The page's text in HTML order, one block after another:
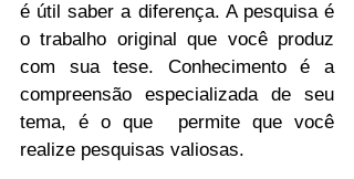
é útil saber a diferença. A pesquisa é
o trabalho original que você produz
com sua tese. Conhecimento é a
compreensão especializada de seu
tema, é o que  permite que você
realize pesquisas valiosas.